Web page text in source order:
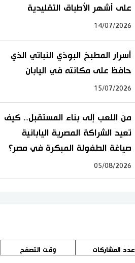
على أشهر الأطباق التقليدية
14/07/2026
أسرار المطبخ البوذي النباتي الذي
حافظ على مكانته في اليابان
15/07/2026
من اللعب إلى بناء المستقبل.. كيف
تعيد الشراكة المصرية اليابانية
صياغة الطفولة المبكرة في مصر؟
05/08/2026
عدد المشاركات وقت التصفح